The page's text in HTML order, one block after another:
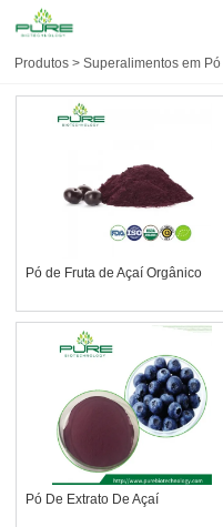
Produtos >Superalimentos em Pó
Pó de Fruta de Açaí Orgânico
Pó De Extrato De Açaí